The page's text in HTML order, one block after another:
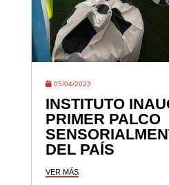
05/04/2023
INSTITUTO
PRIMER PALCO
DEL PAÍS
VER MÁS